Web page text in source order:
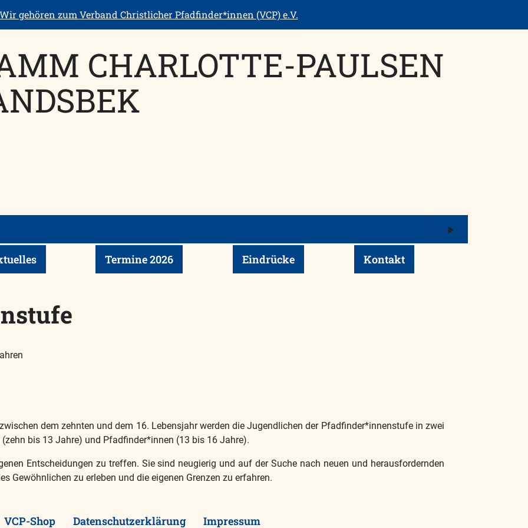
Wir gehören zum Verband Christlicher Pfadfinder*innen (VCP) e.V.
CHARLOTTE-PAULSEN
Termine 2026 Eindrücke Kontakt
dem zehnten und dem 16. Lebensjahr werden die Jugendlichen der Pfadfinder*innenstufe in zwei
bis 13 Jahre) und Pfadfinder*innen (13 bis 16 Jahre).
Entscheidungen zu treffen. Sie sind neugierig und auf der Suche nach neuen und herausfordernden
Gewöhnlichen zu erleben und die eigenen Grenzen zu erfahren.
VCP-Shop Datenschutzerklärung Impressum